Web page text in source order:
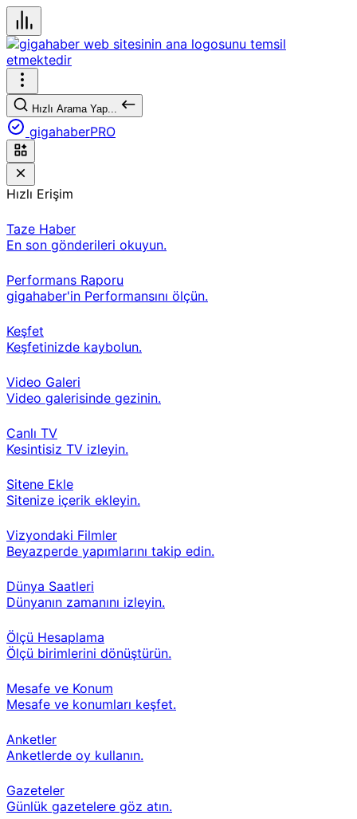
Hızlı Arama Yap...
gigahaberPRO
Hızlı Erişim
Taze Haber
En son gönderileri okuyun.
Performans Raporu
gigahaber'in Performansını ölçün.
Keşfet
Keşfetinizde kaybolun.
Video Galeri
Video galerisinde gezinin.
Canlı TV
Kesintisiz TV izleyin.
Sitene Ekle
Sitenize içerik ekleyin.
Vizyondaki Filmler
Beyazperde yapımlarını takip edin.
Dünya Saatleri
Dünyanın zamanını izleyin.
Ölçü Hesaplama
Ölçü birimlerini dönüştürün.
Mesafe ve Konum
Mesafe ve konumları keşfet.
Anketler
Anketlerde oy kullanın.
Gazeteler
Günlük gazetelere göz atın.